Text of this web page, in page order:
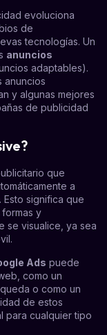
evoluciona
de
tecnologías. Un
anuncios
adaptables).
anuncios
y algunas mejores
de publicidad
que
a
significa que
y
se visualice, ya sea
Ads puede
como un
o como un
de estos
para cualquier tipo